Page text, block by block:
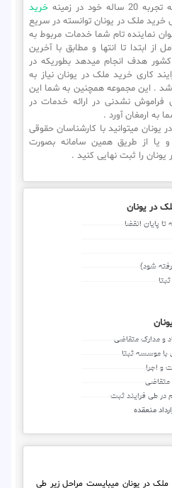
ساله خود در زمینه
خرید
ملک در یونان توانسته در سریع
نماینده تام شما خدمات مربوط به
از ابتدا تا انتها و مطابق با آخرین
کشور هدف انجام میدهد بطوریکه در
کاری خرید ملک در یونان نیاز به
. این مجموعه همچنین به شما این
فراموش نشدنی در ارائه خدمات در
به ارمغان آورد .
میتوانید با کارشناسان حقوقی
یا از طریق همین سامانه بصورت
را ثبت نهایی کنید .
در یونان
شود)
ملک در یونان میبایست مراحل زیر طی